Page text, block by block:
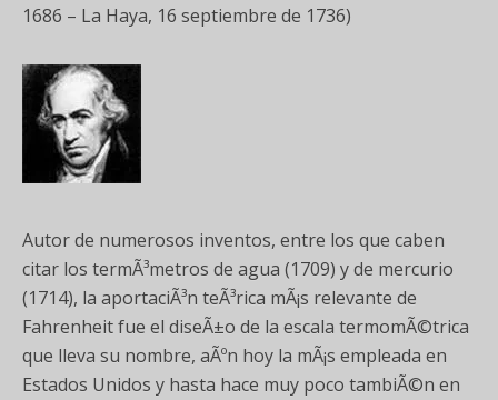
1686 – La Haya, 16 septiembre de 1736)
Autor de numerosos inventos, entre los que caben
citar los termÃ³metros de agua (1709) y de mercurio
(1714), la aportaciÃ³n teÃ³rica mÃ¡s relevante de
Fahrenheit fue el diseÃ±o de la escala termomÃ©trica
que lleva su nombre, aÃºn hoy la mÃ¡s empleada en
Estados Unidos y hasta hace muy poco tambiÃ©n en